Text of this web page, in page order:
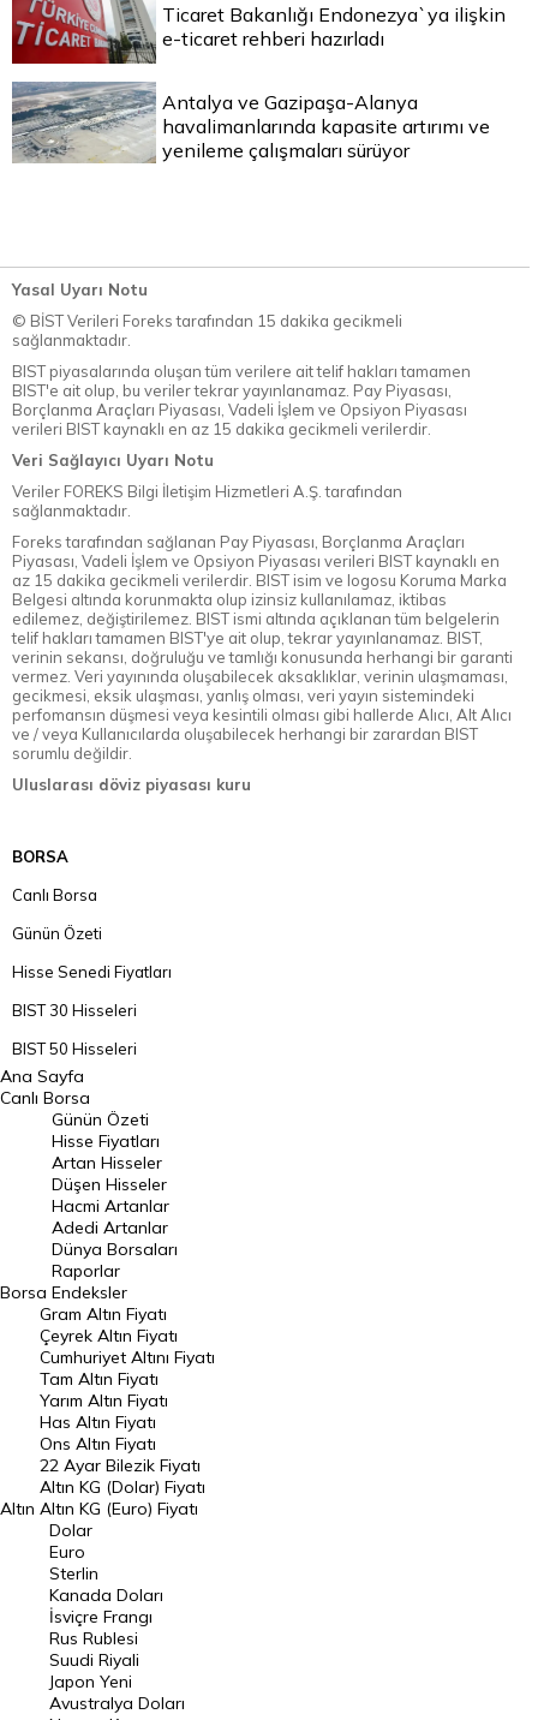
Ticaret Bakanlığı Endonezya`ya ilişkin
e-ticaret rehberi hazırladı
Antalya ve Gazipaşa-Alanya
havalimanlarında kapasite artırımı ve
yenileme çalışmaları sürüyor
Yasal Uyarı Notu
© BİST Verileri Foreks tarafından 15 dakika gecikmeli
sağlanmaktadır.
BIST piyasalarında oluşan tüm verilere ait telif hakları tamamen
BIST'e ait olup, bu veriler tekrar yayınlanamaz. Pay Piyasası,
Borçlanma Araçları Piyasası, Vadeli İşlem ve Opsiyon Piyasası
verileri BIST kaynaklı en az 15 dakika gecikmeli verilerdir.
Veri Sağlayıcı Uyarı Notu
Veriler FOREKS Bilgi İletişim Hizmetleri A.Ş. tarafından
sağlanmaktadır.
Foreks tarafından sağlanan Pay Piyasası, Borçlanma Araçları
Piyasası, Vadeli İşlem ve Opsiyon Piyasası verileri BIST kaynaklı en
az 15 dakika gecikmeli verilerdir. BIST isim ve logosu Koruma Marka
Belgesi altında korunmakta olup izinsiz kullanılamaz, iktibas
edilemez, değiştirilemez. BIST ismi altında açıklanan tüm belgelerin
telif hakları tamamen BIST'ye ait olup, tekrar yayınlanamaz. BIST,
verinin sekansı, doğruluğu ve tamlığı konusunda herhangi bir garanti
vermez. Veri yayınında oluşabilecek aksaklıklar, verinin ulaşmaması,
gecikmesi, eksik ulaşması, yanlış olması, veri yayın sistemindeki
perfomansın düşmesi veya kesintili olması gibi hallerde Alıcı, Alt Alıcı
ve / veya Kullanıcılarda oluşabilecek herhangi bir zarardan BIST
sorumlu değildir.
Uluslarası döviz piyasası kuru
BORSA
Canlı Borsa
Günün Özeti
Hisse Senedi Fiyatları
BIST 30 Hisseleri
BIST 50 Hisseleri
BIST 100 Hisseleri
En Çok Artan Hisseler
En Çok Düşen Hisseler
Hacmi Artanlar
Geçmiş Kapanışlar
Dünya Borsaları
Raporlar
Endeksler
DÖVİZ
Döviz Kuru
Dolar Kuru
Euro Kuru
Pound Kuru
Frank Kuru
Riyal Kuru
Avustralya Doları
Danimarka Kronu Kuru
Ana Sayfa
Canlı Borsa
Borsa
Günün Özeti
Hisse Fiyatları
Artan Hisseler
Düşen Hisseler
Hacmi Artanlar
Adedi Artanlar
Dünya Borsaları
Raporlar
Endeksler
Altın
Gram Altın Fiyatı
Çeyrek Altın Fiyatı
Cumhuriyet Altını Fiyatı
Tam Altın Fiyatı
Yarım Altın Fiyatı
Has Altın Fiyatı
Ons Altın Fiyatı
22 Ayar Bilezik Fiyatı
Altın KG (Dolar) Fiyatı
Altın KG (Euro) Fiyatı
Dolar
Euro
Sterlin
Kanada Doları
İsviçre Frangı
Rus Rublesi
Suudi Riyali
Japon Yeni
Avustralya Doları